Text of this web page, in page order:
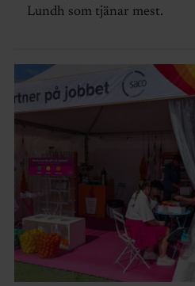
Lundh som tjänar mest.